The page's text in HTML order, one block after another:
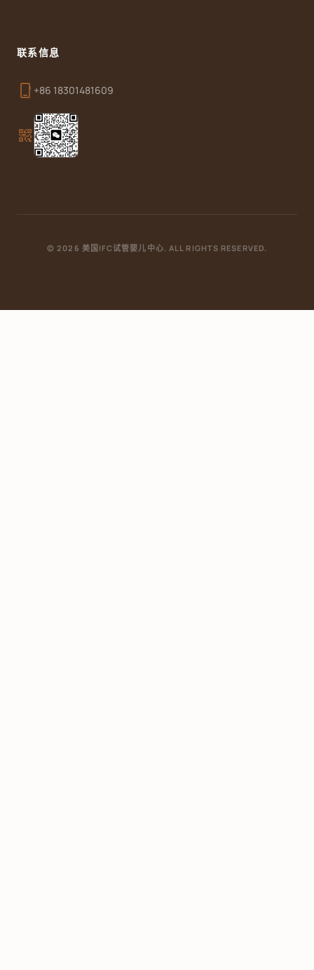
联系信息
phone_iphone +86 18301481609
qr_code_2
© 2026 美国IFC试管婴儿中心. ALL RIGHTS RESERVED.